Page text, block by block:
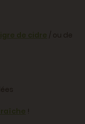
de cidre / ou de
!